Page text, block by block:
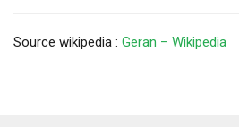
Source wikipedia : Geran – Wikipedia